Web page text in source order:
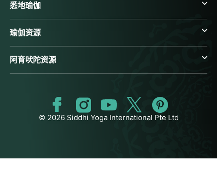
悉地瑜伽
瑜伽资源
阿育吠陀资源
© 2026 Siddhi Yoga International Pte Ltd